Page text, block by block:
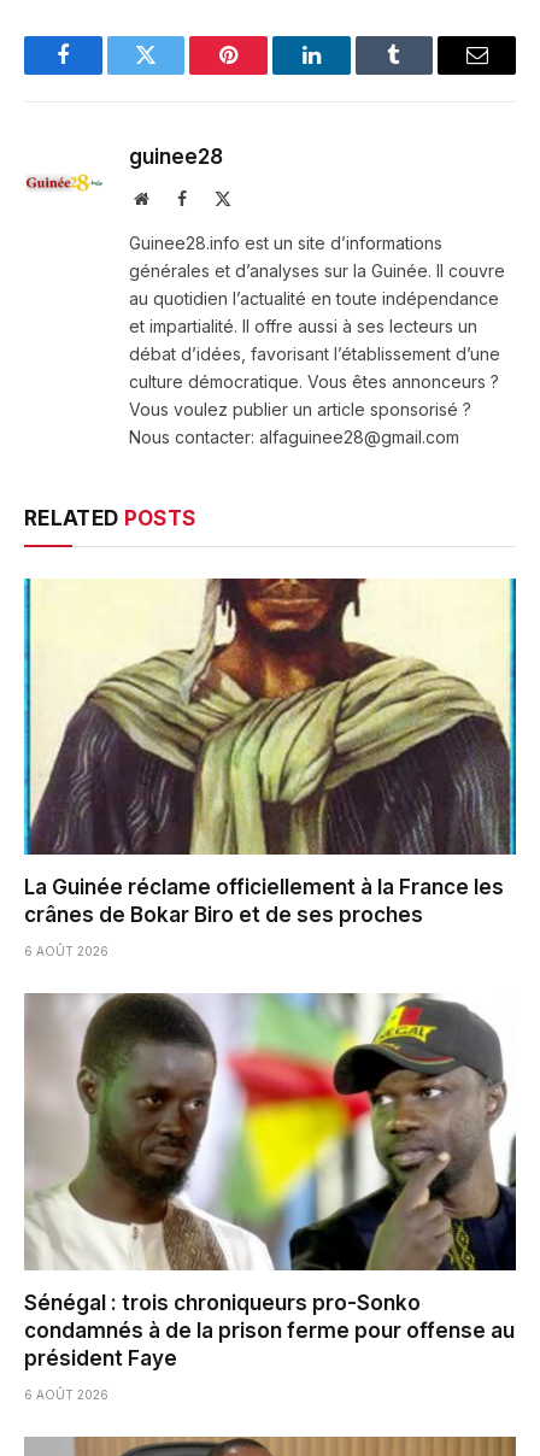
FacebookTwitter Pinterest LinkedInTumblr Email
guinee28
WebsiteFacebook
Guinee28.info est un site d’informations
générales et d’analyses sur la Guinée. Il couvre
au quotidien l’actualité en toute indépendance
et impartialité. Il offre aussi à ses lecteurs un
débat d’idées, favorisant l’établissement d’une
culture démocratique. Vous êtes annonceurs ?
Vous voulez publier un article sponsorisé ?
Nous contacter: alfaguinee28@gmail.com
RELATED POSTS
La Guinée réclame officiellement à la France les
crânes de Bokar Biro et de ses proches
6 AOÛT 2026
Sénégal : trois chroniqueurs pro-Sonko
condamnés à de la prison ferme pour offense au
président Faye
6 AOÛT 2026